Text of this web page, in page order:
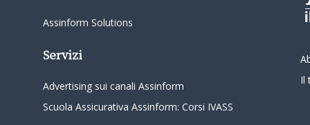
Assinform Solutions
Servizi
Advertising sui canali Assinform
Scuola Assicurativa Assinform: Corsi IVASS
Il